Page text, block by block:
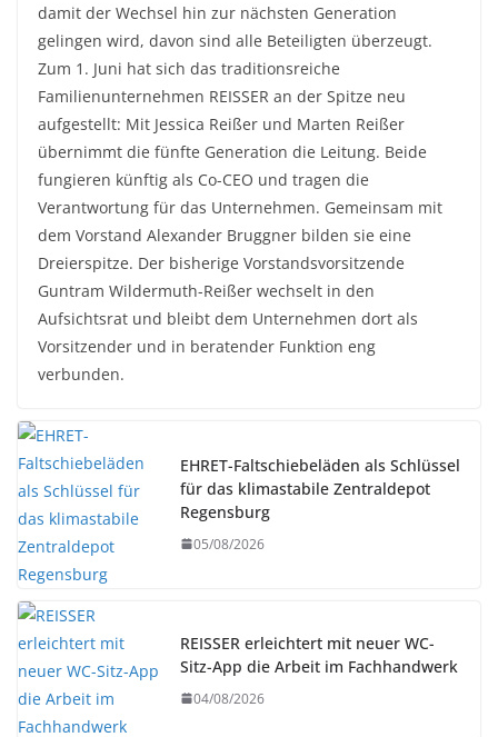
damit der Wechsel hin zur nächsten Generation
gelingen wird, davon sind alle Beteiligten überzeugt.
Zum 1. Juni hat sich das traditionsreiche
Familienunternehmen REISSER an der Spitze neu
aufgestellt: Mit Jessica Reißer und Marten Reißer
übernimmt die fünfte Generation die Leitung. Beide
fungieren künftig als Co-CEO und tragen die
Verantwortung für das Unternehmen. Gemeinsam mit
dem Vorstand Alexander Bruggner bilden sie eine
Dreierspitze. Der bisherige Vorstandsvorsitzende
Guntram Wildermuth-Reißer wechselt in den
Aufsichtsrat und bleibt dem Unternehmen dort als
Vorsitzender und in beratender Funktion eng
verbunden.
EHRET-Faltschiebeläden als Schlüssel
für das klimastabile Zentraldepot
Regensburg
05/08/2026
REISSER erleichtert mit neuer WC-
Sitz-App die Arbeit im Fachhandwerk
04/08/2026